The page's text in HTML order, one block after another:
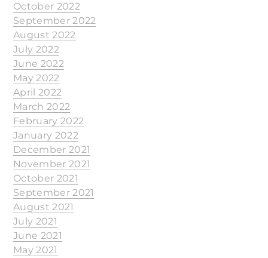
October 2022
September 2022
August 2022
July 2022
June 2022
May 2022
April 2022
March 2022
February 2022
January 2022
December 2021
November 2021
October 2021
September 2021
August 2021
July 2021
June 2021
May 2021